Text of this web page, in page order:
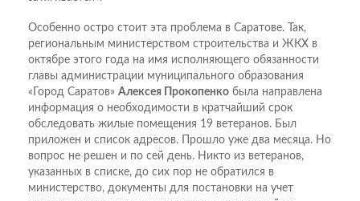
Особенно остро стоит эта проблема в Саратове. Так,
региональным министерством строительства и ЖКХ в
октябре этого года на имя исполняющего обязанности
главы администрации муниципального образования
«Город Саратов» Алексея Прокопенко была направлена
информация о необходимости в кратчайший срок
обследовать жилые помещения 19 ветеранов. Был
приложен и список адресов. Прошло уже два месяца. Но
вопрос не решен и по сей день. Никто из ветеранов,
указанных в списке, до сих пор не обратился в
министерство, документы для постановки на учет